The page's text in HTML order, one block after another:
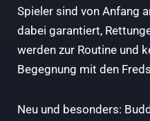
Spieler sind von Anfang
dabei garantiert,
werden zur Routine und
Begegnung mit den
Neu und besonders: